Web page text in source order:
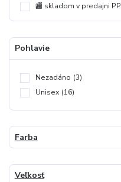
🏬 skladom v predajni PP
Pohlavie
Nezadáno (3)
Unisex (16)
Farba
Veľkosť